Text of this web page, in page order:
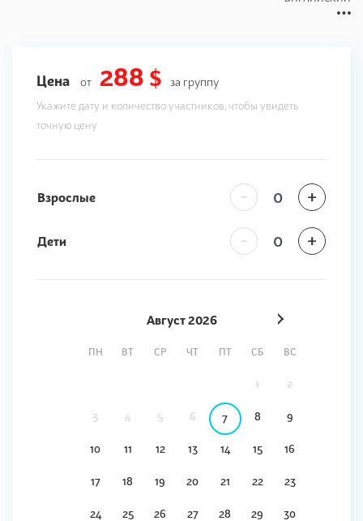
Цена от 288 $ за группу
Укажите дату и количество участников, чтобы увидеть
точную цену
Взрослые - +
Дети - +
Август2026
ПН ВТ СР ЧТ ПТ СБ ВС
1 2
3 4 5 6 7 8 9
10 11 12 13 14 15 16
17 18 19 20 21 22 23
24 25 26 27 28 29 30